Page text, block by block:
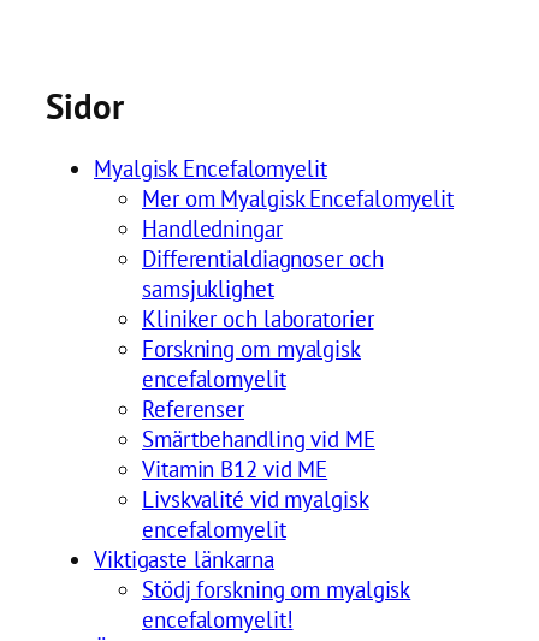
Sidor
Myalgisk Encefalomyelit
Mer om Myalgisk Encefalomyelit
Handledningar
Differentialdiagnoser och
samsjuklighet
Kliniker och laboratorier
Forskning om myalgisk
encefalomyelit
Referenser
Smärtbehandling vid ME
Vitamin B12 vid ME
Livskvalité vid myalgisk
encefalomyelit
Viktigaste länkarna
Stödj forskning om myalgisk
encefalomyelit!